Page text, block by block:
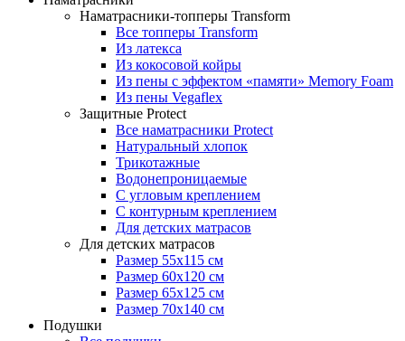
Наматрасники-топперы Transform
Все топперы Transform
Из латекса
Из кокосовой койры
Из пены с эффектом «памяти» Memory Foam
Из пены Vegaflex
Защитные Protect
Все наматрасники Protect
Натуральный хлопок
Трикотажные
Водонепроницаемые
С угловым креплением
С контурным креплением
Для детских матрасов
Для детских матрасов
Размер 55x115 см
Размер 60x120 см
Размер 65x125 см
Размер 70x140 см
Подушки